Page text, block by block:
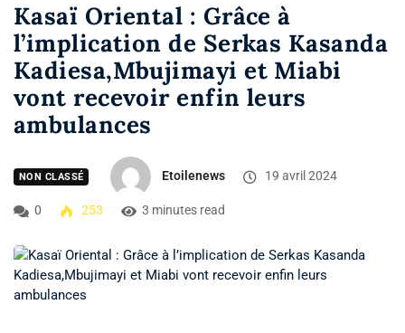
Kasaï Oriental : Grâce à
l’implication de Serkas Kasanda
Kadiesa,Mbujimayi et Miabi
vont recevoir enfin leurs
ambulances
NON CLASSÉ Etoilenews 19 avril 2024
0 253 3 minutes read